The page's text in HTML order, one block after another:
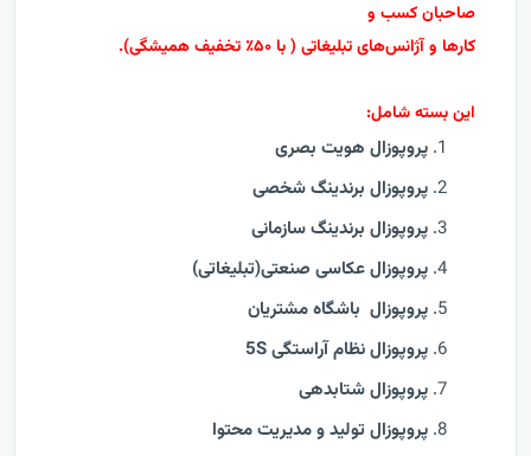
صاحبان کسب و
کارها و آژانس‌های تبلیغاتی ( با ۵۰٪ تخفیف همیشگی)
.
این بسته شامل:
پروپوزال هویت بصری
پروپوزال برندینگ شخصی
پروپوزال برندینگ سازمانی
پروپوزال عکاسی صنعتی(تبلیغاتی)
پروپوزال باشگاه مشتریان
پروپوزال نظام آراستگی 5S
پروپوزال شتابدهی
پروپوزال تولید و مدیریت محتوا